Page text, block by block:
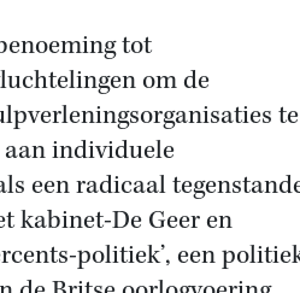
tot
om de
te
individuele
een radicaal
kabinet-De Geer en
politiek’, een